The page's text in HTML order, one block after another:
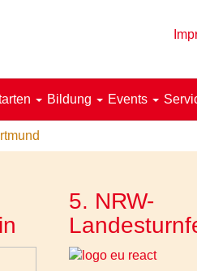
Bildung Events
5. NRW-